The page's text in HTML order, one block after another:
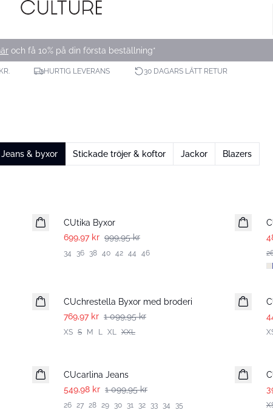
och få 10% på din första beställning*
HURTIG LEVERANS 30 DAGARS LÄTT RETUR
Jeans & byxor Stickade tröjer & koftor Jackor Blazers
CUtika Byxor
699,97 kr 999,95 kr
34 36 38 40 42 44 46
CUchrestella Byxor med broderi
769,97 kr 1 099,95 kr
XS S M L XL XXL
CUcarlina Jeans
549,98 kr 1 099,95 kr
26 27 28 29 30 31 32 33 34 35